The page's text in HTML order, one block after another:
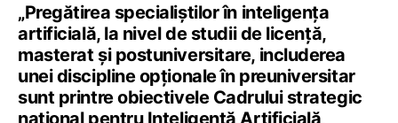
„Pregătirea specialiștilor în inteligența
artificială, la nivel de studii de licență,
masterat și postuniversitare, includerea
unei discipline opționale în preuniversitar
sunt printre obiectivele Cadrului strategic
național pentru Inteligență Artificială,